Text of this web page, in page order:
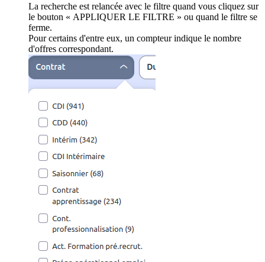
La recherche est relancée avec le filtre quand vous cliquez sur
le bouton « APPLIQUER LE FILTRE » ou quand le filtre se
ferme.
Pour certains d'entre eux, un compteur indique le nombre
d'offres correspondant.